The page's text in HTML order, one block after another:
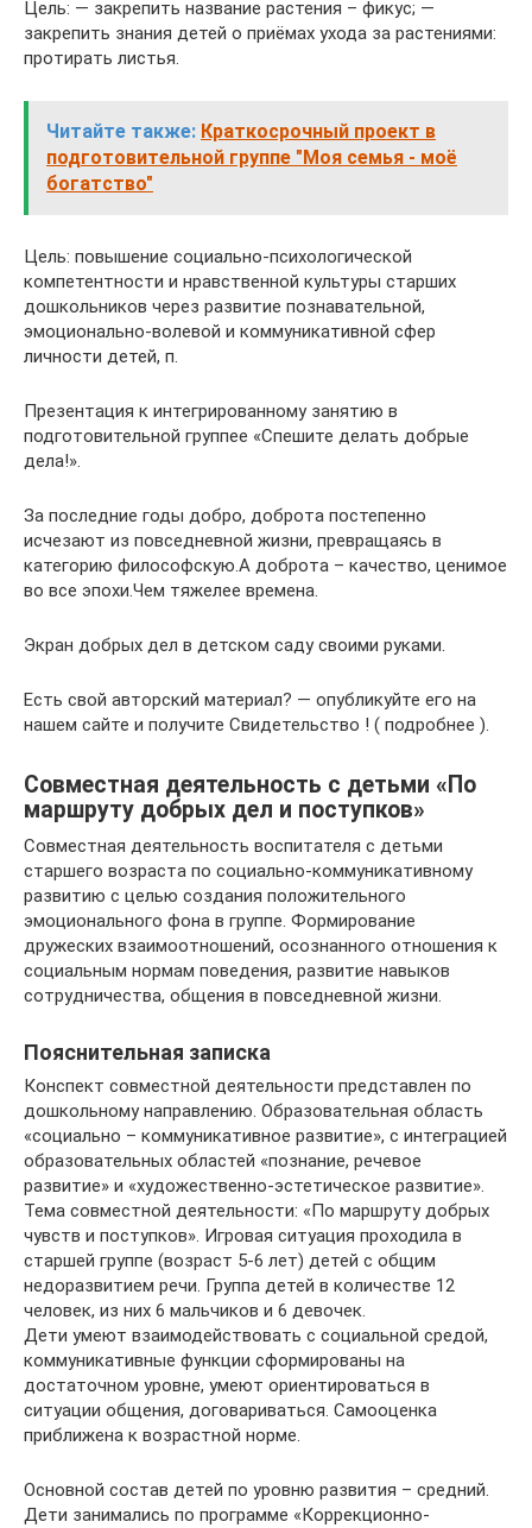
Цель: — закрепить название растения – фикус; —
закрепить знания детей о приёмах ухода за растениями:
протирать листья.
Читайте также: Краткосрочный проект в
подготовительной группе "Моя семья - моё
богатство"
Цель: повышение социально-психологической
компетентности и нравственной культуры старших
дошкольников через развитие познавательной,
эмоционально-волевой и коммуникативной сфер
личности детей, п.
Презентация к интегрированному занятию в
подготовительной группее «Спешите делать добрые
дела!».
За последние годы добро, доброта постепенно
исчезают из повседневной жизни, превращаясь в
категорию философскую.А доброта – качество, ценимое
во все эпохи.Чем тяжелее времена.
Экран добрых дел в детском саду своими руками.
Есть свой авторский материал? — опубликуйте его на
нашем сайте и получите Свидетельство ! ( подробнее ).
Совместная деятельность с детьми «По
маршруту добрых дел и поступков»
Совместная деятельность воспитателя с детьми
старшего возраста по социально-коммуникативному
развитию с целью создания положительного
эмоционального фона в группе. Формирование
дружеских взаимоотношений, осознанного отношения к
социальным нормам поведения, развитие навыков
сотрудничества, общения в повседневной жизни.
Пояснительная записка
Конспект совместной деятельности представлен по
дошкольному направлению. Образовательная область
«социально – коммуникативное развитие», с интеграцией
образовательных областей «познание, речевое
развитие» и «художественно-эстетическое развитие».
Тема совместной деятельности: «По маршруту добрых
чувств и поступков». Игровая ситуация проходила в
старшей группе (возраст 5-6 лет) детей с общим
недоразвитием речи. Группа детей в количестве 12
человек, из них 6 мальчиков и 6 девочек.
Дети умеют взаимодействовать с социальной средой,
коммуникативные функции сформированы на
достаточном уровне, умеют ориентироваться в
ситуации общения, договариваться. Самооценка
приближена к возрастной норме.
Основной состав детей по уровню развития – средний.
Дети занимались по программе «Коррекционно-